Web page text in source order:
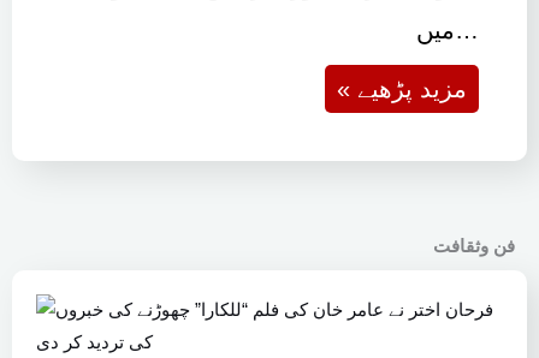
میں…
« مزید پڑھیے
فن وثقافت